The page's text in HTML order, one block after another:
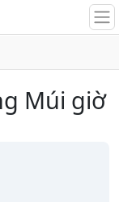
Múi giờ